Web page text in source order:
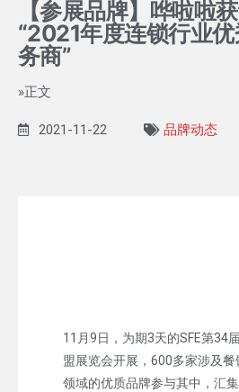
【参展品牌】哗啦啦
“2021年度连锁行业优
务商”
»正文
2021-11-22 品牌动态
11月9日，为期3天的SFE第34
盟展览会开展，600多家涉及
领域的优质品牌参与其中，汇